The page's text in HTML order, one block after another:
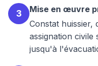
3
Mise en œuvre
Constat huissier,
assignation civile
jusqu'à